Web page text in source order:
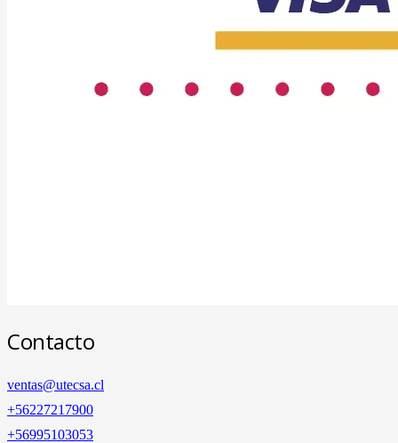
Contacto
ventas@utecsa.cl
+56227217900
‎+56995103053